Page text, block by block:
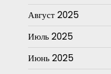
Август 2025
Июль 2025
Июнь 2025